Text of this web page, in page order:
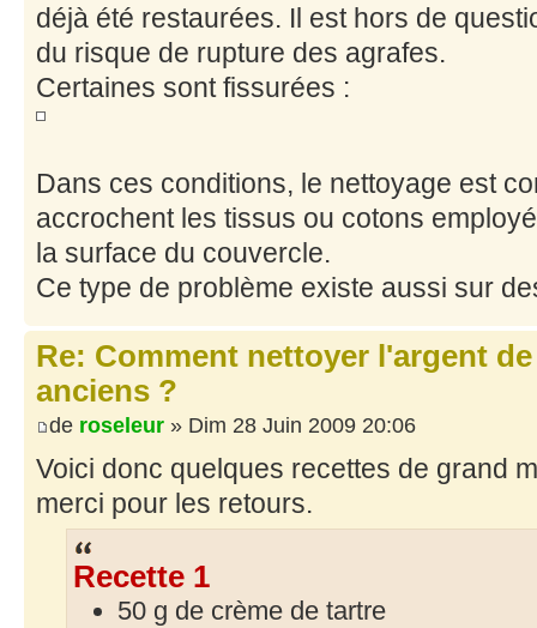
déjà été restaurées. Il est hors de
du risque de rupture des agrafes.
Certaines sont fissurées :
Dans ces conditions, le nettoyage est
accrochent les tissus ou cotons
la surface du couvercle.
Ce type de problème existe aussi sur
Re: Comment nettoyer l'argent
anciens ?
de roseleur » Dim 28 Juin 2009 20:06
Voici donc quelques recettes de grand
merci pour les retours.
Recette 1
50 g de crème de tartre